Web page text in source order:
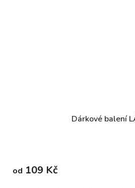
Dárkové balení
od 109 Kč